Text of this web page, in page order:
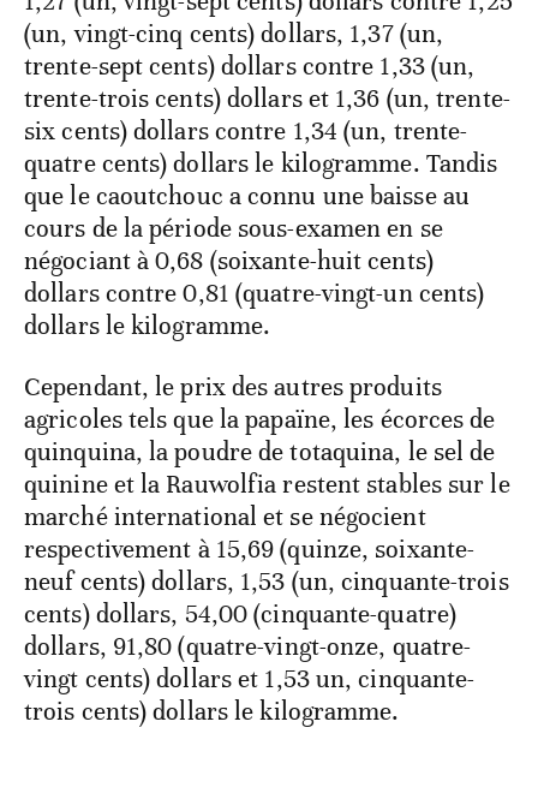
(un, vingt-cinq cents) dollars, 1,37 (un,
trente-sept cents) dollars contre 1,33 (un,
trente-trois cents) dollars et 1,36 (un, trente-
six cents) dollars contre 1,34 (un, trente-
quatre cents) dollars le kilogramme. Tandis
que le caoutchouc a connu une baisse au
cours de la période sous-examen en se
négociant à 0,68 (soixante-huit cents)
dollars contre 0,81 (quatre-vingt-un cents)
dollars le kilogramme.
Cependant, le prix des autres produits
agricoles tels que la papaïne, les écorces de
quinquina, la poudre de totaquina, le sel de
quinine et la Rauwolfia restent stables sur le
marché international et se négocient
respectivement à 15,69 (quinze, soixante-
neuf cents) dollars, 1,53 (un, cinquante-trois
cents) dollars, 54,00 (cinquante-quatre)
dollars, 91,80 (quatre-vingt-onze, quatre-
vingt cents) dollars et 1,53 un, cinquante-
trois cents) dollars le kilogramme.